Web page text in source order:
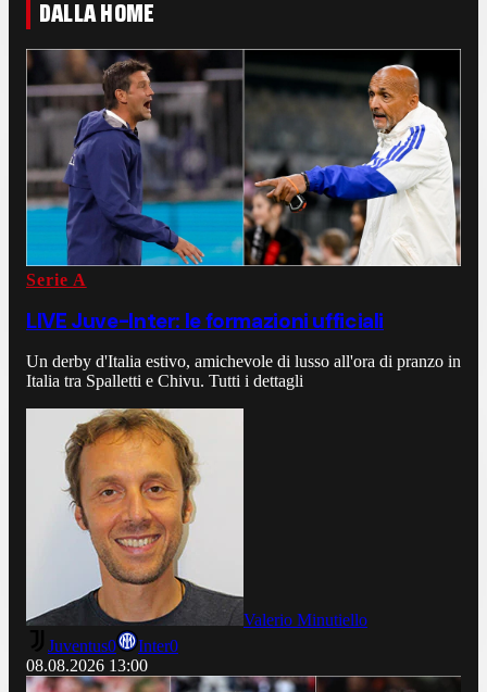
DALLA HOME
Serie A
LIVE Juve-Inter: le formazioni ufficiali
Un derby d'Italia estivo, amichevole di lusso all'ora di pranzo in
Italia tra Spalletti e Chivu. Tutti i dettagli
Valerio Minutiello
Juventus0 Inter0
08.08.2026 13:00